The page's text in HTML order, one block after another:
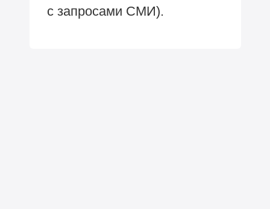
с запросами СМИ).